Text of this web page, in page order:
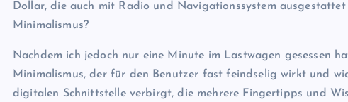
Dollar, die auch mit Radio und Navigationssystem
Minimalismus?
Nachdem ich jedoch nur eine Minute im Lastwagen gesessen
Minimalismus, der für den Benutzer fast feindselig wirkt und
digitalen Schnittstelle verbirgt, die mehrere Fingertipps und